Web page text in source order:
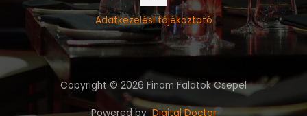
Adatkezelési tájékoztató
Copyright © 2026 Finom Falatok Csepel
Powered byDigital Doctor